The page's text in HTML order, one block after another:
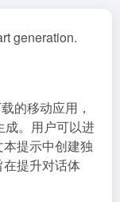
generation.
的移动应用，
成。用户可以进
提示中创建独
提升对话体